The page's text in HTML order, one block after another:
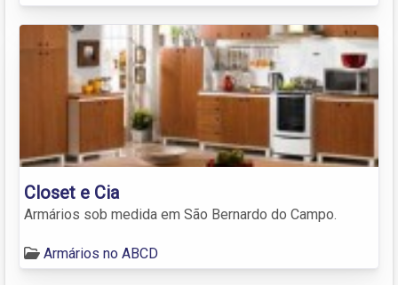
Closet e Cia
Armários sob medida em São Bernardo do Campo.
Armários no ABCD